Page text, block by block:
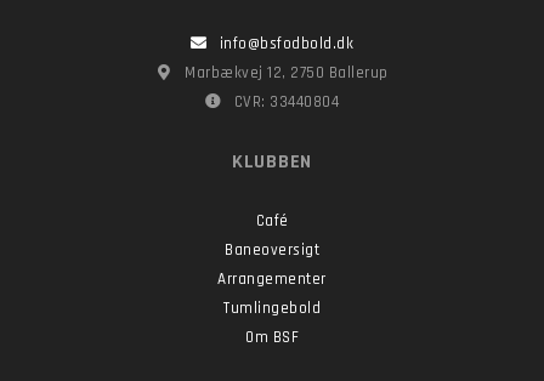
info@bsfodbold.dk
Marbækvej 12, 2750 Ballerup
CVR: 33440804
KLUBBEN
Café
Baneoversigt
Arrangementer
Tumlingebold
Om BSF